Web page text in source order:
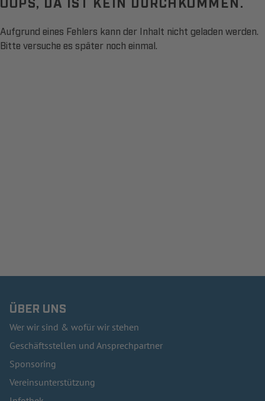
Aufgrund eines Fehlers kann der Inhalt nicht geladen werden.
Bitte versuche es später noch einmal.
ÜBER UNS
Wer wir sind & wofür wir stehen
Geschäftsstellen und Ansprechpartner
Sponsoring
Vereinsunterstützung